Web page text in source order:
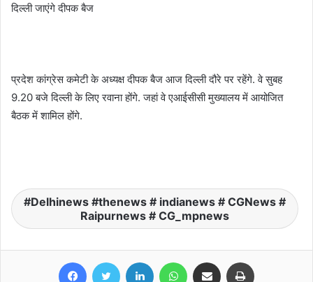
दिल्ली जाएंगे दीपक बैज
प्रदेश कांग्रेस कमेटी के अध्यक्ष दीपक बैज आज दिल्ली दौरे पर रहेंगे. वे सुबह
9.20 बजे दिल्ली के लिए रवाना होंगे. जहां वे एआईसीसी मुख्यालय में आयोजित
बैठक में शामिल होंगे.
Delhinews #thenews # indianews # CGNews #
Raipurnews # CG_mpnews
FacebookTwitter LinkedIn WhatsAppShare via Email